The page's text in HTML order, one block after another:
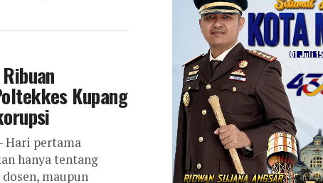
Kupang
Hari pertama
hanya tentang
maupun